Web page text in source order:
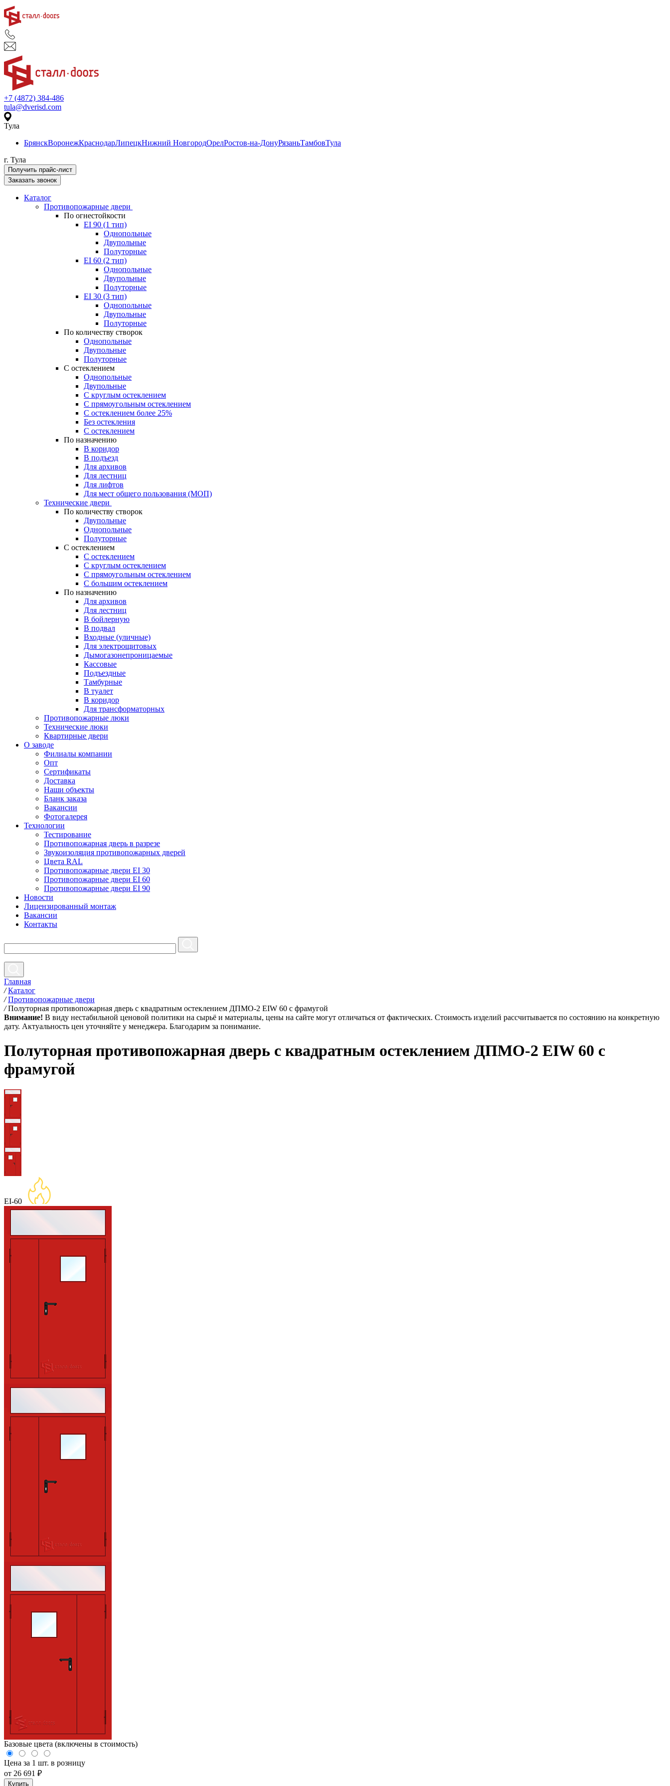
+7 (4872) 384-486
tula@dverisd.com
Тула
БрянскВоронежКраснодарЛипецкНижний НовгородОрелРостов-на-ДонуРязаньТамбовТула
г. Тула
Получить прайс-лист
Заказать звонок
Каталог
Противопожарные двери
По огнестойкости
EI 90 (1 тип)
Однопольные
Двупольные
Полуторные
EI 60 (2 тип)
Однопольные
Двупольные
Полуторные
EI 30 (3 тип)
Однопольные
Двупольные
Полуторные
По количеству створок
Однопольные
Двупольные
Полуторные
С остеклением
Однопольные
Двупольные
С круглым остеклением
С прямоугольным остеклением
С остеклением более 25%
Без остекления
С остеклением
По назначению
В коридор
В подъезд
Для архивов
Для лестниц
Для лифтов
Для мест общего пользования (МОП)
Технические двери
По количеству створок
Двупольные
Однопольные
Полуторные
С остеклением
С остеклением
С круглым остеклением
С прямоугольным остеклением
С большим остеклением
По назначению
Для архивов
Для лестниц
В бойлерную
В подвал
Входные (уличные)
Для электрощитовых
Дымогазонепроницаемые
Кассовые
Подъездные
Тамбурные
В туалет
В коридор
Для трансформаторных
Противопожарные люки
Технические люки
Квартирные двери
О заводе
Филиалы компании
Опт
Сертификаты
Доставка
Наши объекты
Бланк заказа
Вакансии
Фотогалерея
Технологии
Тестирование
Противопожарная дверь в разрезе
Звукоизоляция противопожарных дверей
Цвета RAL
Противопожарные двери EI 30
Противопожарные двери EI 60
Противопожарные двери EI 90
Новости
Лицензированный монтаж
Вакансии
Контакты
Главная
/ Каталог
/ Противопожарные двери
/ Полуторная противопожарная дверь с квадратным остеклением ДПМО-2 EIW 60 с фрамугой
Внимание! В виду нестабильной ценовой политики на сырьё и материалы, цены на сайте могут отличаться от фактических. Стоимость изделий рассчитывается по состоянию на конкретную
дату. Актуальность цен уточняйте у менеджера. Благодарим за понимание.
Полуторная противопожарная дверь с квадратным остеклением ДПМО-2 EIW 60 с
фрамугой
EI-60
Базовые цвета (включены в стоимость)
Цена за 1 шт. в розницу
от 26 691 ₽
Купить